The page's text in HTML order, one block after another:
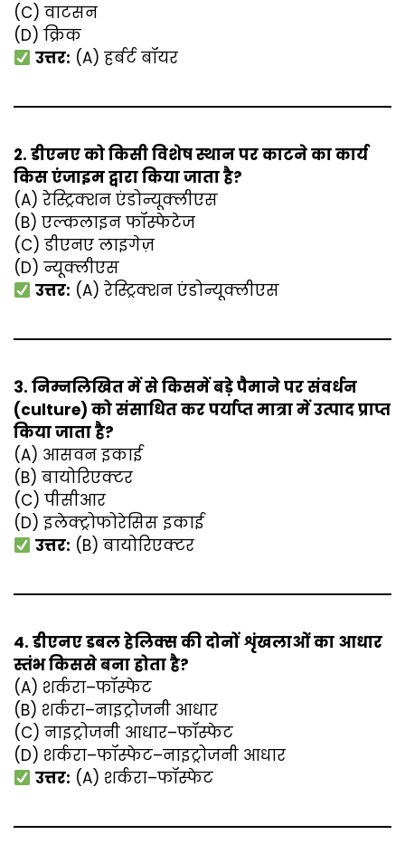
(C) वाटसन
(D) क्रिक
उत्तर: (A) हर्बर्ट बॉयर
2. डीएनए को किसी विशेष स्थान पर काटने का कार्य
किस एंजाइम द्वारा किया जाता है?
(A) रेस्ट्रिक्शन एंडोन्यूक्लीएस
(B) एल्कलाइन फॉस्फेटेज
(C) डीएनए लाइगेज़
(D) न्यूक्लीएस
उत्तर: (A) रेस्ट्रिक्शन एंडोन्यूक्लीएस
3. निम्नलिखित में से किसमें बड़े पैमाने पर संवर्धन
(culture) को संसाधित कर पर्याप्त मात्रा में उत्पाद प्राप्त
किया जाता है?
(A) आसवन इकाई
(B) बायोरिएक्टर
(C) पीसीआर
(D) इलेक्ट्रोफोरेसिस इकाई
उत्तर: (B) बायोरिएक्टर
4. डीएनए डबल हेलिक्स की दोनों शृंखलाओं का आधार
स्तंभ किससे बना होता है?
(A) शर्करा–फॉस्फेट
(B) शर्करा–नाइट्रोजनी आधार
(C) नाइट्रोजनी आधार–फॉस्फेट
(D) शर्करा–फॉस्फेट–नाइट्रोजनी आधार
उत्तर: (A) शर्करा–फॉस्फेट